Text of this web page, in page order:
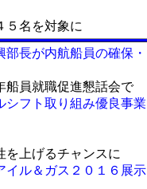
５名を対象に
部長が内航船員の確保・
船員就職促進懇話会で
シフト取り組み優良事業
を上げるチャンスに
イル＆ガス２０１６展示